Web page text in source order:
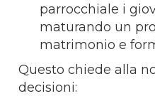
parrocchiale i
maturando un
matrimonio e
Questo chiede alla
decisioni: